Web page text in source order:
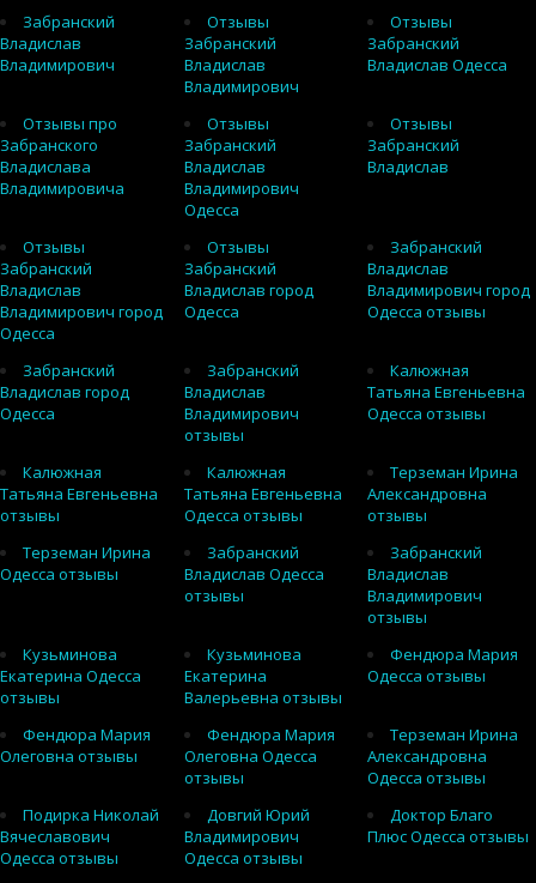
Забранский
Владислав
Владимирович
Отзывы
Забранский
Владислав
Владимирович
Отзывы
Забранский
Владислав Одесса
Отзывы про
Забранского
Владислава
Владимировича
Отзывы
Забранский
Владислав
Владимирович
Одесса
Отзывы
Забранский
Владислав
Отзывы
Забранский
Владислав
Владимирович город
Одесса
Отзывы
Забранский
Владислав город
Одесса
Забранский
Владислав
Владимирович город
Одесса отзывы
Забранский
Владислав город
Одесса
Забранский
Владислав
Владимирович
отзывы
Калюжная
Татьяна Евгеньевна
Одесса отзывы
Калюжная
Татьяна Евгеньевна
отзывы
Калюжная
Татьяна Евгеньевна
Одесса отзывы
Терземан Ирина
Александровна
отзывы
Терземан Ирина
Одесса отзывы
Забранский
Владислав Одесса
отзывы
Забранский
Владислав
Владимирович
отзывы
Кузьминова
Екатерина Одесса
отзывы
Кузьминова
Екатерина
Валерьевна отзывы
Фендюра Мария
Одесса отзывы
Фендюра Мария
Олеговна отзывы
Фендюра Мария
Олеговна Одесса
отзывы
Терземан Ирина
Александровна
Одесса отзывы
Подирка Николай
Вячеславович
Одесса отзывы
Довгий Юрий
Владимирович
Одесса отзывы
Доктор Благо
Плюс Одесса отзывы